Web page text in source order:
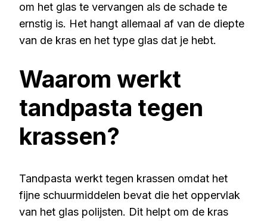
om het glas te vervangen als de schade te
ernstig is. Het hangt allemaal af van de diepte
van de kras en het type glas dat je hebt.
Waarom werkt
tandpasta tegen
krassen?
Tandpasta werkt tegen krassen omdat het
fijne schuurmiddelen bevat die het oppervlak
van het glas polijsten. Dit helpt om de kras